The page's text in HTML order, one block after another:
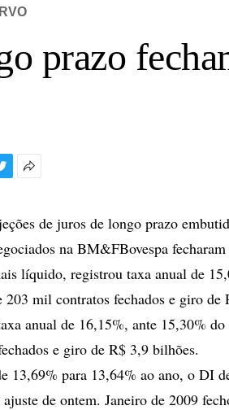
prazo
compartilhamento
de juros de longo prazo
na BM&FBovespa
líquido, registrou taxa anual de
mil contratos fechados e giro de
anual de 16,15%, ante 15,30% do
e giro de R$ 3,9 bilhões.
13,69% para 13,64% ao ano, o DI
de ontem. Janeiro de 2009